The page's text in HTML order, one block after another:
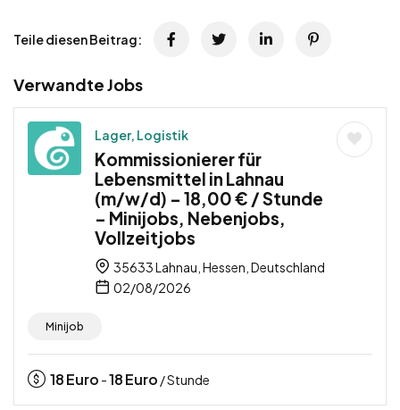
Teile diesen Beitrag:
Verwandte Jobs
Lager, Logistik
Kommissionierer für
Lebensmittel in Lahnau
(m/w/d) – 18,00 € / Stunde
– Minijobs, Nebenjobs,
Vollzeitjobs
35633 Lahnau, Hessen, Deutschland
02/08/2026
Minijob
18Euro -18Euro / Stunde